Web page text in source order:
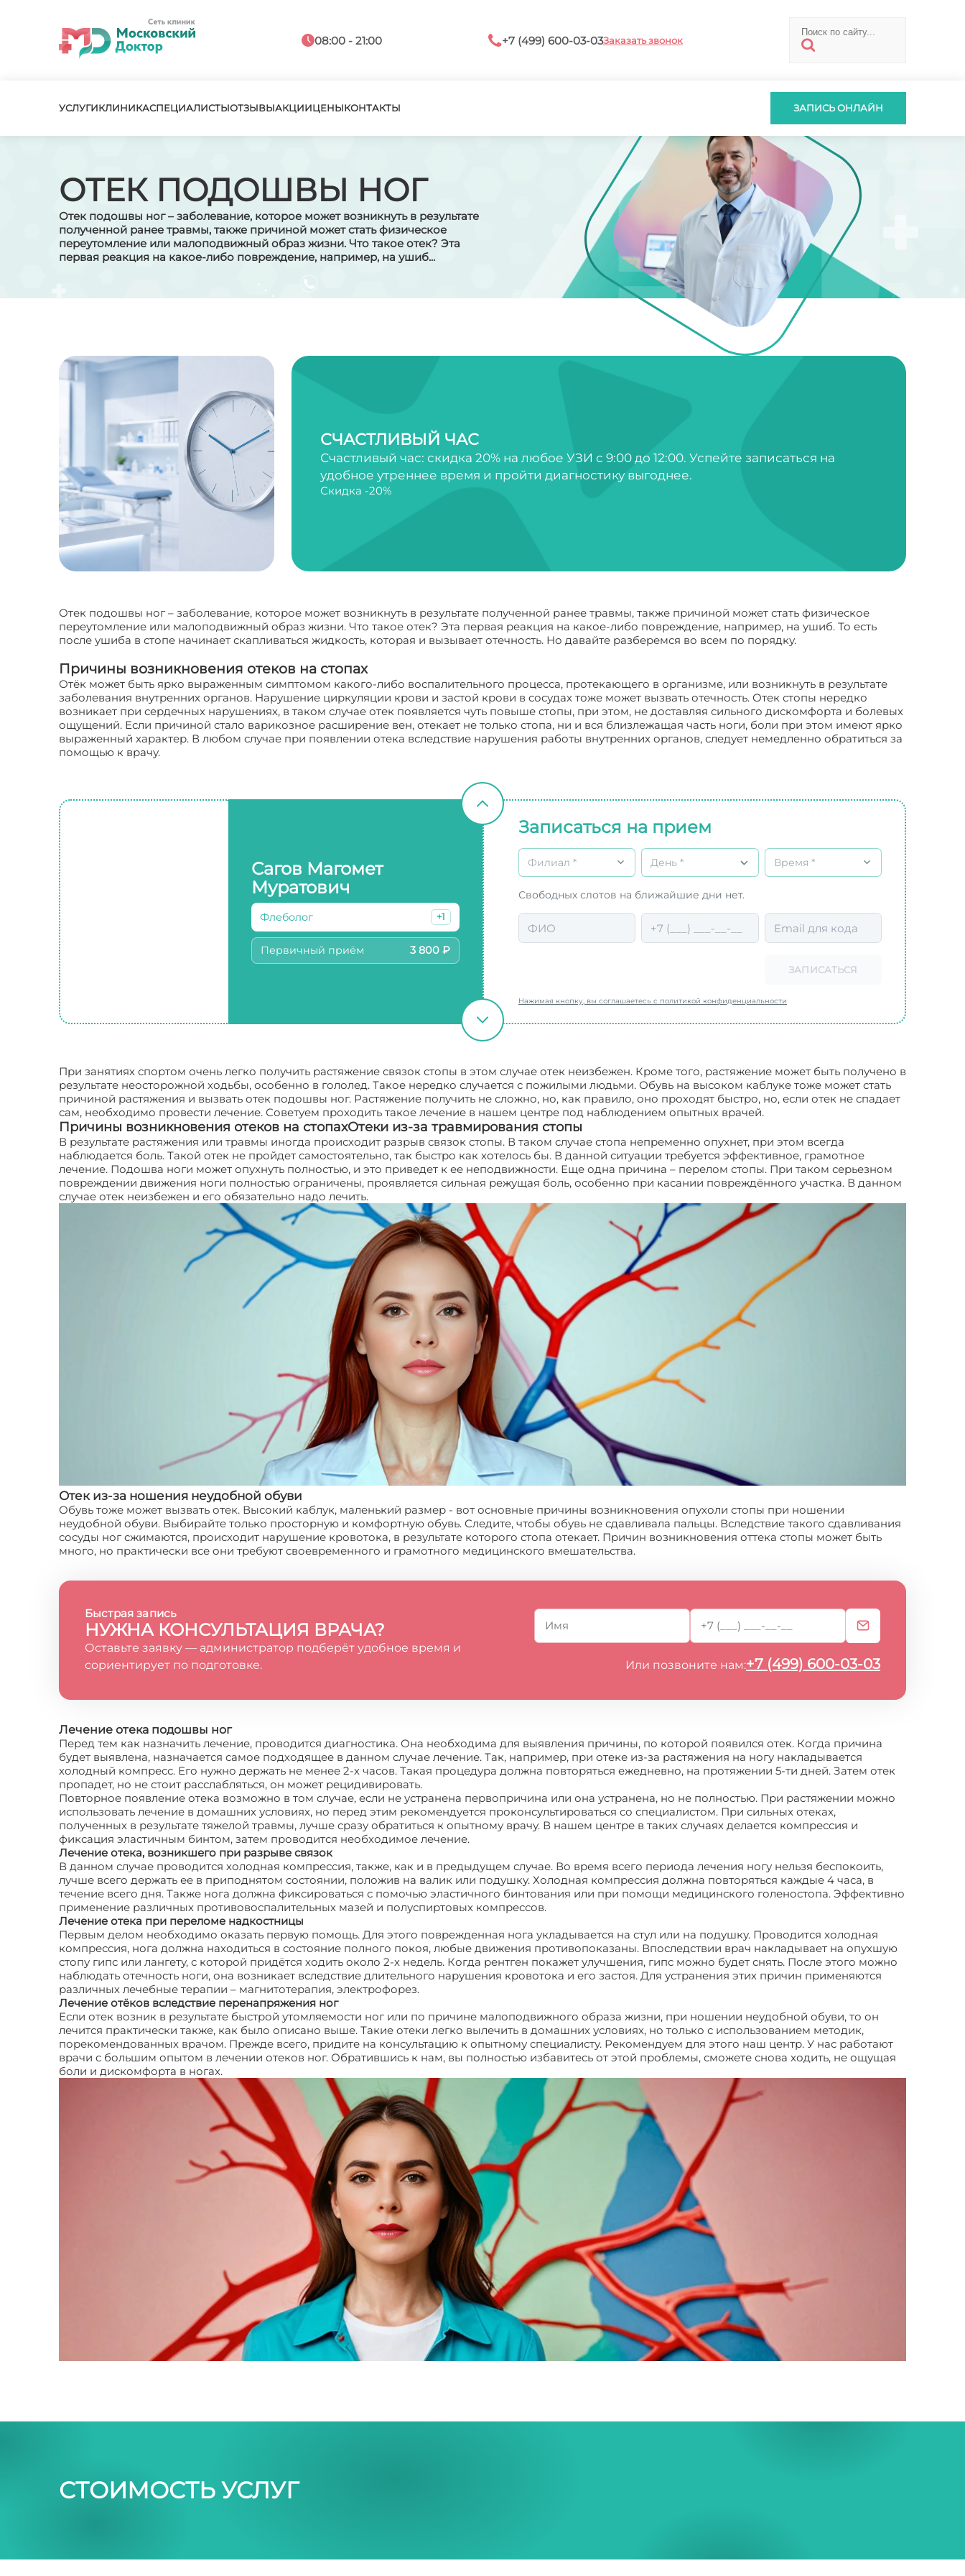
08:00 - 21:00 +7 (499) 600-03-03Заказать звонок
УСЛУГИКЛИНИКАСПЕЦИАЛИСТЫОТЗЫВЫАКЦИИЦЕНЫКОНТАКТЫ ЗАПИСЬ ОНЛАЙН
ОТЕК ПОДОШВЫ НОГ
Отек подошвы ног – заболевание, которое может возникнуть в результате
полученной ранее травмы, также причиной может стать физическое
переутомление или малоподвижный образ жизни. Что такое отек? Эта
первая реакция на какое-либо повреждение, например, на ушиб...
СЧАСТЛИВЫЙ ЧАС
Счастливый час: скидка 20% на любое УЗИ с 9:00 до 12:00. Успейте записаться на
удобное утреннее время и пройти диагностику выгоднее.
Скидка -20%
Отек подошвы ног – заболевание, которое может возникнуть в результате полученной ранее травмы, также причиной может стать физическое
переутомление или малоподвижный образ жизни. Что такое отек? Эта первая реакция на какое-либо повреждение, например, на ушиб. То есть
после ушиба в стопе начинает скапливаться жидкость, которая и вызывает отечность. Но давайте разберемся во всем по порядку.
Причины возникновения отеков на стопах
Отёк может быть ярко выраженным симптомом какого-либо воспалительного процесса, протекающего в организме, или возникнуть в результате
заболевания внутренних органов. Нарушение циркуляции крови и застой крови в сосудах тоже может вызвать отечность. Отек стопы нередко
возникает при сердечных нарушениях, в таком случае отек появляется чуть повыше стопы, при этом, не доставляя сильного дискомфорта и болевых
ощущений. Если причиной стало варикозное расширение вен, отекает не только стопа, ни и вся близлежащая часть ноги, боли при этом имеют ярко
выраженный характер. В любом случае при появлении отека вследствие нарушения работы внутренних органов, следует немедленно обратиться за
помощью к врачу.
Сагов Магомет
Муратович
Флеболог +1
Первичный приём 3 800 ₽
Записаться на прием
Филиал * День * Время *
Свободных слотов на ближайшие дни нет.
ЗАПИСАТЬСЯ
Нажимая кнопку, вы соглашаетесь с политикой конфиденциальности
При занятиях спортом очень легко получить растяжение связок стопы в этом случае отек неизбежен. Кроме того, растяжение может быть получено в
результате неосторожной ходьбы, особенно в гололед. Такое нередко случается с пожилыми людьми. Обувь на высоком каблуке тоже может стать
причиной растяжения и вызвать отек подошвы ног. Растяжение получить не сложно, но, как правило, оно проходят быстро, но, если отек не спадает
сам, необходимо провести лечение. Советуем проходить такое лечение в нашем центре под наблюдением опытных врачей.
Причины возникновения отеков на стопахОтеки из-за травмирования стопы
В результате растяжения или травмы иногда происходит разрыв связок стопы. В таком случае стопа непременно опухнет, при этом всегда
наблюдается боль. Такой отек не пройдет самостоятельно, так быстро как хотелось бы. В данной ситуации требуется эффективное, грамотное
лечение. Подошва ноги может опухнуть полностью, и это приведет к ее неподвижности. Еще одна причина – перелом стопы. При таком серьезном
повреждении движения ноги полностью ограничены, проявляется сильная режущая боль, особенно при касании повреждённого участка. В данном
случае отек неизбежен и его обязательно надо лечить.
Отек из-за ношения неудобной обуви
Обувь тоже может вызвать отек. Высокий каблук, маленький размер - вот основные причины возникновения опухоли стопы при ношении
неудобной обуви. Выбирайте только просторную и комфортную обувь. Следите, чтобы обувь не сдавливала пальцы. Вследствие такого сдавливания
сосуды ног сжимаются, происходит нарушение кровотока, в результате которого стопа отекает. Причин возникновения оттека стопы может быть
много, но практически все они требуют своевременного и грамотного медицинского вмешательства.
Быстрая запись
НУЖНА КОНСУЛЬТАЦИЯ ВРАЧА?
Оставьте заявку — администратор подберёт удобное время и
сориентирует по подготовке.
Или позвоните нам:+7 (499) 600-03-03
Лечение отека подошвы ног
Перед тем как назначить лечение, проводится диагностика. Она необходима для выявления причины, по которой появился отек. Когда причина
будет выявлена, назначается самое подходящее в данном случае лечение. Так, например, при отеке из-за растяжения на ногу накладывается
холодный компресс. Его нужно держать не менее 2-х часов. Такая процедура должна повторяться ежедневно, на протяжении 5-ти дней. Затем отек
пропадет, но не стоит расслабляться, он может рецидивировать.
Повторное появление отека возможно в том случае, если не устранена первопричина или она устранена, но не полностью. При растяжении можно
использовать лечение в домашних условиях, но перед этим рекомендуется проконсультироваться со специалистом. При сильных отеках,
полученных в результате тяжелой травмы, лучше сразу обратиться к опытному врачу. В нашем центре в таких случаях делается компрессия и
фиксация эластичным бинтом, затем проводится необходимое лечение.
Лечение отека, возникшего при разрыве связок
В данном случае проводится холодная компрессия, также, как и в предыдущем случае. Во время всего периода лечения ногу нельзя беспокоить,
лучше всего держать ее в приподнятом состоянии, положив на валик или подушку. Холодная компрессия должна повторяться каждые 4 часа, в
течение всего дня. Также нога должна фиксироваться с помочью эластичного бинтования или при помощи медицинского голеностопа. Эффективно
применение различных противовоспалительных мазей и полуспиртовых компрессов.
Лечение отека при переломе надкостницы
Первым делом необходимо оказать первую помощь. Для этого поврежденная нога укладывается на стул или на подушку. Проводится холодная
компрессия, нога должна находиться в состояние полного покоя, любые движения противопоказаны. Впоследствии врач накладывает на опухшую
стопу гипс или лангету, с которой придётся ходить около 2-х недель. Когда рентген покажет улучшения, гипс можно будет снять. После этого можно
наблюдать отечность ноги, она возникает вследствие длительного нарушения кровотока и его застоя. Для устранения этих причин применяются
различных лечебные терапии – магнитотерапия, электрофорез.
Лечение отёков вследствие перенапряжения ног
Если отек возник в результате быстрой утомляемости ног или по причине малоподвижного образа жизни, при ношении неудобной обуви, то он
лечится практически также, как было описано выше. Такие отеки легко вылечить в домашних условиях, но только с использованием методик,
порекомендованных врачом. Прежде всего, придите на консультацию к опытному специалисту. Рекомендуем для этого наш центр. У нас работают
врачи с большим опытом в лечении отеков ног. Обратившись к нам, вы полностью избавитесь от этой проблемы, сможете снова ходить, не ощущая
боли и дискомфорта в ногах.
СТОИМОСТЬ УСЛУГ